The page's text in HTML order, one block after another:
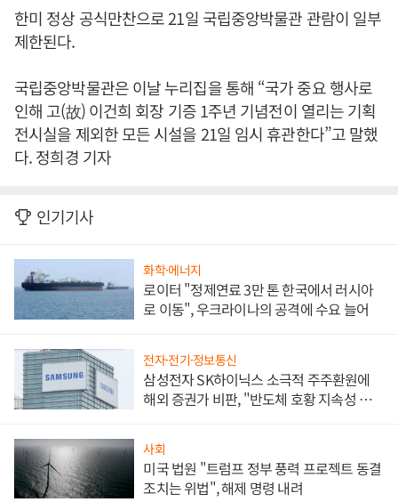
한미 정상 공식만찬으로 21일 국립중앙박물관 관람이 일부
제한된다.
국립중앙박물관은 이날 누리집을 통해 “국가 중요 행사로
인해 고(故) 이건희 회장 기증 1주년 기념전이 열리는 기획
전시실을 제외한 모든 시설을 21일 임시 휴관한다”고 말했
다. 정희경 기자
인기기사
화학·에너지
로이터 "정제연료 3만 톤 한국에서 러시아
로 이동", 우크라이나의 공격에 수요 늘어
전자·전기·정보통신
삼성전자 SK하이닉스 소극적 주주환원에
해외 증권가 비판, "반도체 호황 지속성 의
사회
미국 법원 "트럼프 정부 풍력 프로젝트 동결
조치는 위법", 해제 명령 내려